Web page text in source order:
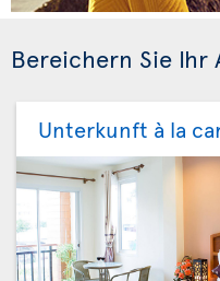
Bereichern Sie Ihr
Unterkunft à la